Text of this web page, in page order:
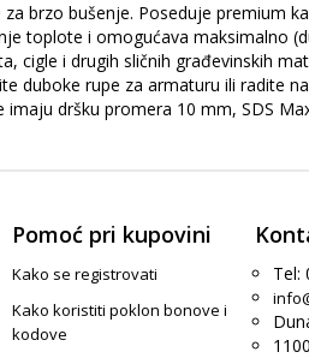
brzo bušenje. Poseduje premium
toplote i omogućava maksimalno
i drugih sličnih građevinskih
duboke rupe za armaturu ili radite
dršku promera 10 mm, SDS
Pomoć pri kupovini
Kako se registrovati
Kako koristiti poklon bonove i
kodove
Tel: